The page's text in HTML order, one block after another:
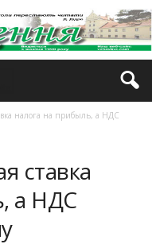
налога на прибыль, а НДС
ставка
а НДС